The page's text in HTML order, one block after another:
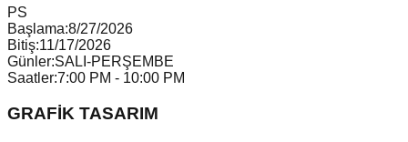
PS
Başlama:8/27/2026
Bitiş:11/17/2026
Günler:SALI-PERŞEMBE
Saatler:7:00 PM - 10:00 PM
GRAFİK TASARIM